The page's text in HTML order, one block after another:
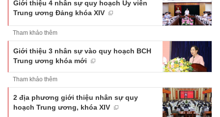
Giới thiệu 4 nhân sự quy hoạch Ủy viên
Trung ương Đảng khóa XIV
Tham khảo thêm
Giới thiệu 3 nhân sự vào quy hoạch BCH
Trung ương khóa mới
Tham khảo thêm
2 địa phương giới thiệu nhân sự quy
hoạch Trung ương, khóa XIV